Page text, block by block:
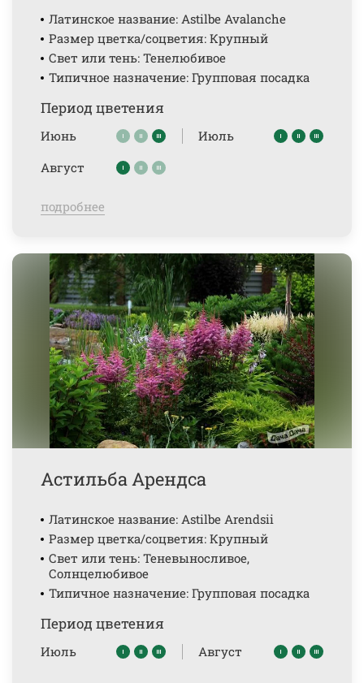
Латинское название: Astilbe Avalanche
Размер цветка/соцветия: Крупный
Свет или тень: Тенелюбивое
Типичное назначение: Групповая посадка
Период цветения
Июнь
Июль
Август
подробнее
Астильба Арендса
Латинское название: Astilbe Arendsii
Размер цветка/соцветия: Крупный
Свет или тень: Теневыносливое,
Солнцелюбивое
Типичное назначение: Групповая посадка
Период цветения
Июль Август